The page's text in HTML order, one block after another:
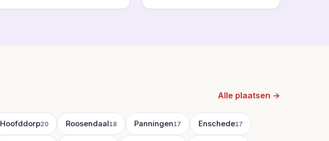
Alle plaatsen →
Hoofddorp20 Roosendaal18 Panningen17 Enschede17